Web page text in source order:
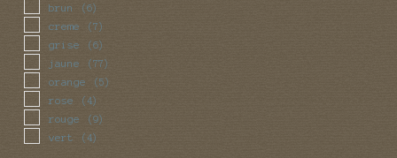
brun (6)
creme (7)
grise (6)
jaune (77)
orange (5)
rose (4)
rouge (9)
vert (4)